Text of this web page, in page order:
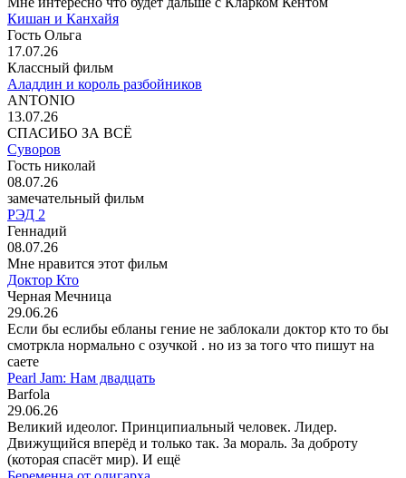
Кишан и Канхайя
Гость Ольга
17.07.26
Классный фильм
Аладдин и король разбойников
ANTONIO
13.07.26
СПАСИБО ЗА ВСЁ
Суворов
Гость николай
08.07.26
замечательный фильм
РЭД 2
Геннадий
08.07.26
Мне нравится этот фильм
Доктор Кто
Черная Мечница
29.06.26
Если бы еслибы ебланы гение не заблокали доктор кто то бы
смотркла нормально с озучкой . но из за того что пишут на
саете
Pearl Jam: Нам двадцать
Barfola
29.06.26
Великий идеолог. Принципиальный человек. Лидер.
Движущийся вперёд и только так. За мораль. За доброту
(которая спасёт мир). И ещё